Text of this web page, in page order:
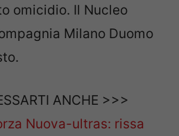
omicidio. Il Nucleo
Milano Duomo
ANCHE >>>
Nuova-ultras: rissa